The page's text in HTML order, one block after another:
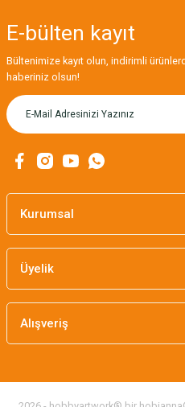
MIKNATISLI İĞNE TUTUCU-
E-bülten kayıt
Bültenimize kayıt olun, indirimli
haberiniz olsun!
Kurumsal
Üyelik
Alışveriş